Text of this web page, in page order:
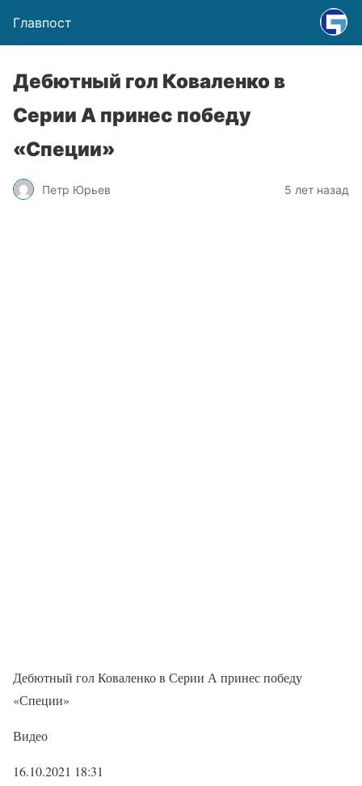
Главпост
Дебютный гол Коваленко в
Серии А принес победу
«Специи»
Петр Юрьев 5 лет назад
Дебютный гол Коваленко в Серии А принес победу
«Специи»
Видео
16.10.2021 18:31